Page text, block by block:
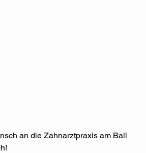
an die Zahnarztpraxis am Ball